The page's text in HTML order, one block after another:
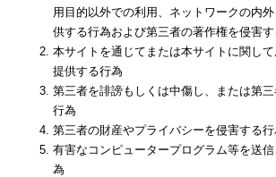
用目的以外での利用、ネットワークの内
供する行為および第三者の著作権を侵害
本サイトを通じてまたは本サイトに関して
提供する行為
第三者を誹謗もしくは中傷し、または第
行為
第三者の財産やプライバシーを侵害する行
有害なコンピュータープログラム等を送
為